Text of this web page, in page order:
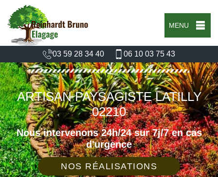
MENU
03 59 28 34 40 06 10 03 75 43
ARTISAN PAYSAGISTE LATILLY
02210
Nous intervenons 24h/24 sur 7j/7 en cas
d'urgence
NOS RÉALISATIONS